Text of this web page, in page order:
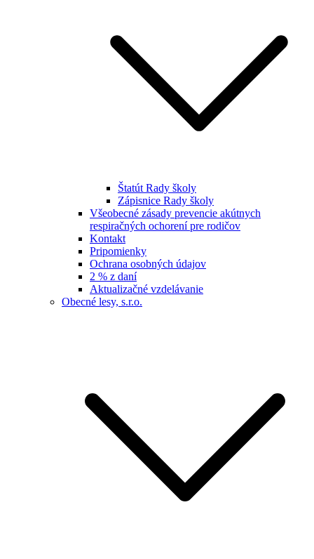
Štatút Rady školy
Zápisnice Rady školy
Všeobecné zásady prevencie akútnych
respiračných ochorení pre rodičov
Kontakt
Pripomienky
Ochrana osobných údajov
2 % z daní
Aktualizačné vzdelávanie
Obecné lesy, s.r.o.